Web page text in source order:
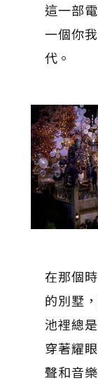
這一部
一個你
代。
在那個
的別墅
池裡總
穿著耀
聲和音